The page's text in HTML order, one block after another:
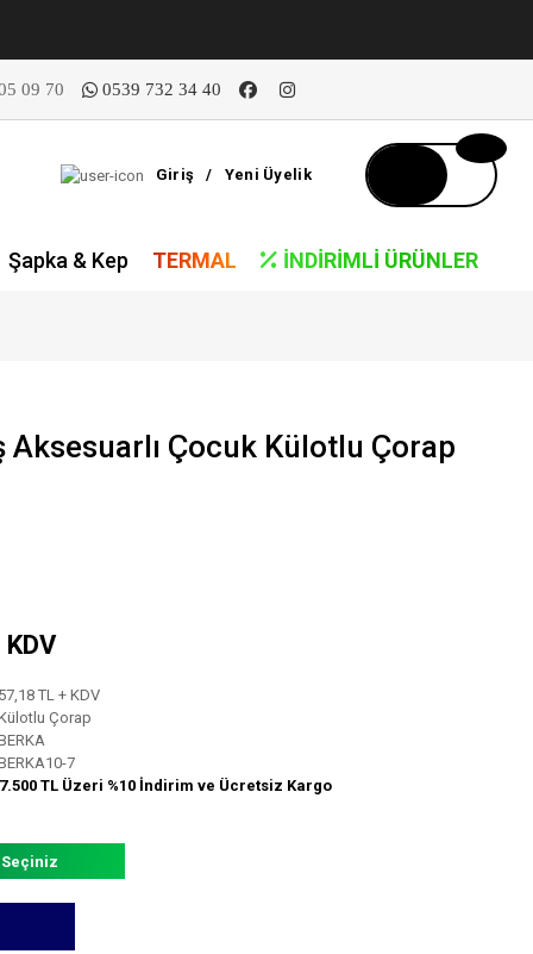
09 70 0539 732 34 40
Giriş / Yeni Üyelik
Şapka & Kep TERMAL İNDIRIMLI ÜRÜNLER
Aksesuarlı Çocuk Külotlu Çorap
TL + KDV
Çorap
7
7.500 TL Üzeri %10 İndirim ve Ücretsiz Kargo
Seçiniz